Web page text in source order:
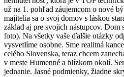
už na 1. pohľad záujemcom o nové
majitelia sa o svoj domov s láskou
základ aj pre svojich nástupcov. Dom
foto). Na všetky vaše ďalšie otázky
vysvetlíme osobne. Sme realitná
celého Slovenska, teraz chcem
v meste Humenné a blízkom okolí.
jednanie. Jasné podmienky, žiadne